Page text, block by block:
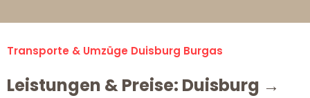
Transporte & Umzüge Duisburg Burgas
Leistungen & Preise: Duisburg →